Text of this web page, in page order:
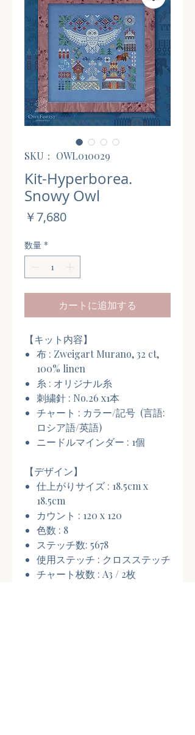
SKU： OWL010029
Kit-Hyperborea.
Snowy Owl
￥7,680価
数量 *
カートに追加する
【キット内容】
布 : Zweigart Murano, 32 ct,
100% linen
糸 : オリジナル糸
刺繍針 : No.26 x1本
チャート : カラー/記号 (言語:
ロシア語/英語)
ニードルマインダー : 1個
【デザイン】
仕上がりサイズ : 18.5cm x
18.5cm
カウント : 120 x 120
色数 : 8
ステッチ数: 5678
使用ステッチ : クロスステッチ
チャート枚数 : A3 / 2枚